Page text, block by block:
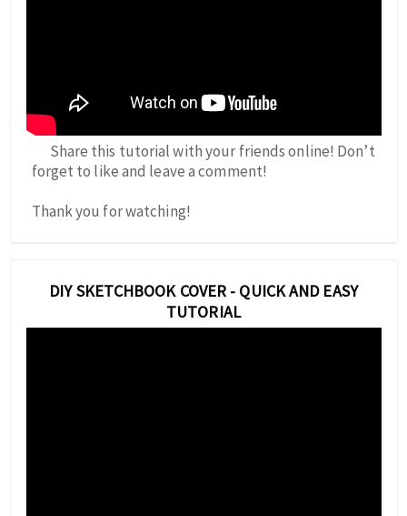
Share this tutorial with your friends online! Don’t
forget to like and leave a comment!
Thank you for watching!
DIY SKETCHBOOK COVER - QUICK AND EASY
TUTORIAL